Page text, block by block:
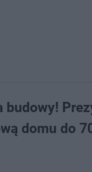
domu do